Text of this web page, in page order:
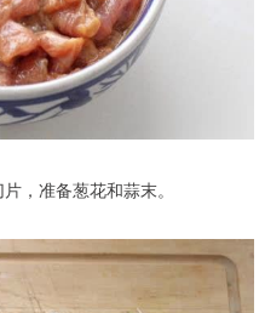
，准备葱花和蒜末。